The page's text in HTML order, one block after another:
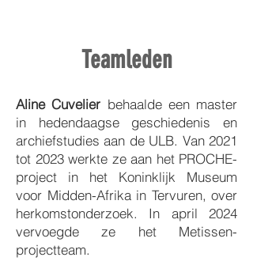
Teamleden
Aline Cuvelier behaalde een master
in hedendaagse geschiedenis en
archiefstudies aan de ULB. Van 2021
tot 2023 werkte ze aan het PROCHE-
project in het Koninklijk Museum
voor Midden-Afrika in Tervuren, over
herkomstonderzoek. In april 2024
vervoegde ze het Metissen-
projectteam.